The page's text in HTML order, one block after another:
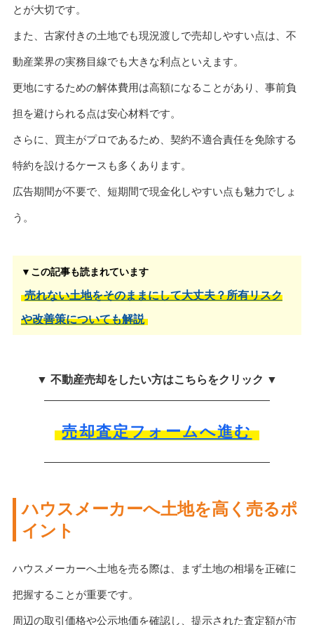
とが大切です。
また、古家付きの土地でも現況渡しで売却しやすい点は、不
動産業界の実務目線でも大きな利点といえます。
更地にするための解体費用は高額になることがあり、事前負
担を避けられる点は安心材料です。
さらに、買主がプロであるため、契約不適合責任を免除する
特約を設けるケースも多くあります。
広告期間が不要で、短期間で現金化しやすい点も魅力でしょ
う。
▼この記事も読まれています
売れない土地をそのままにして大丈夫？所有リスク
や改善策についても解説
▼ 不動産売却をしたい方はこちらをクリック ▼
売却査定フォームへ進む
ハウスメーカーへ土地を高く売るポ
イント
ハウスメーカーへ土地を売る際は、まず土地の相場を正確に
把握することが重要です。
周辺の取引価格や公示地価を確認し、提示された査定額が市